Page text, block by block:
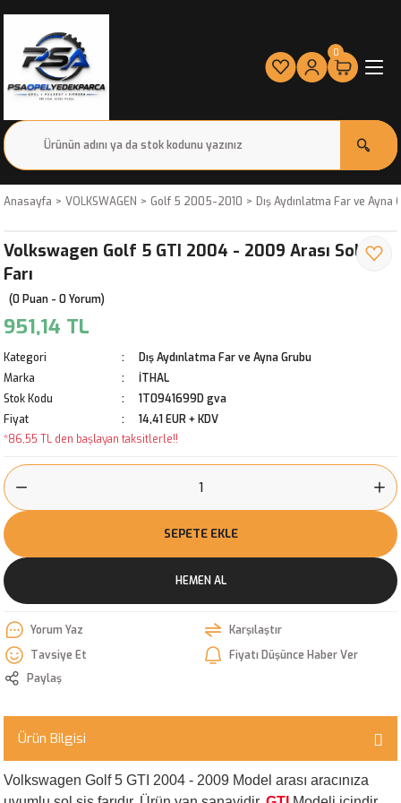
0
Anasayfa VOLKSWAGEN Golf 5 2005-2010 Dış Aydınlatma Far ve Ayna
Volkswagen Golf 5 GTI 2004 - 2009 Arası Sol Sis
Farı
(0 Puan - 0 Yorum)
951,14 TL
Kategori
Dış Aydınlatma Far ve Ayna Grubu
Marka
İTHAL
Stok Kodu
1T0941699D gva
Fiyat
14,41 EUR + KDV
*86,55 TL den başlayan taksitlerle!!
SEPETE EKLE
HEMEN AL
Yorum Yaz
Karşılaştır
Tavsiye Et
Fiyatı Düşünce Haber Ver
Paylaş
Ürün Bilgisi
Volkswagen Golf 5 GTI 2004 - 2009 Model arası aracınıza